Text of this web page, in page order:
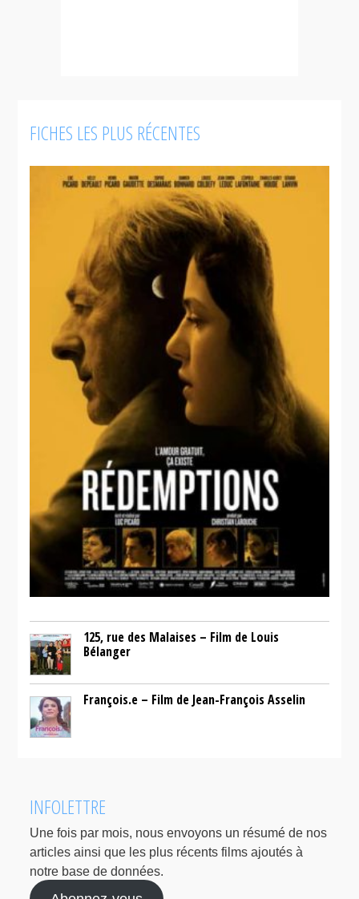
FICHES LES PLUS RÉCENTES
125, rue des Malaises – Film de Louis
Bélanger
François.e – Film de Jean-François Asselin
INFOLETTRE
Une fois par mois, nous envoyons un résumé de nos
articles ainsi que les plus récents films ajoutés à
notre base de données.